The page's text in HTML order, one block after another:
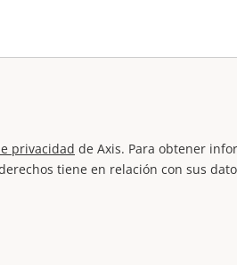
privacidad de Axis. Para obtener
tiene en relación con sus